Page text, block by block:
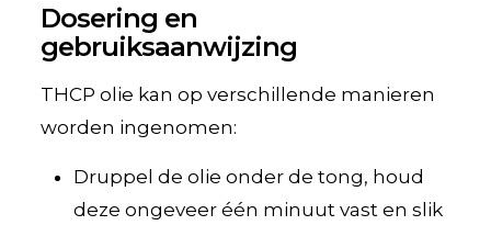
Dosering en
gebruiksaanwijzing
THCP olie kan op verschillende manieren
worden ingenomen:
Druppel de olie onder de tong, houd
deze ongeveer één minuut vast en slik